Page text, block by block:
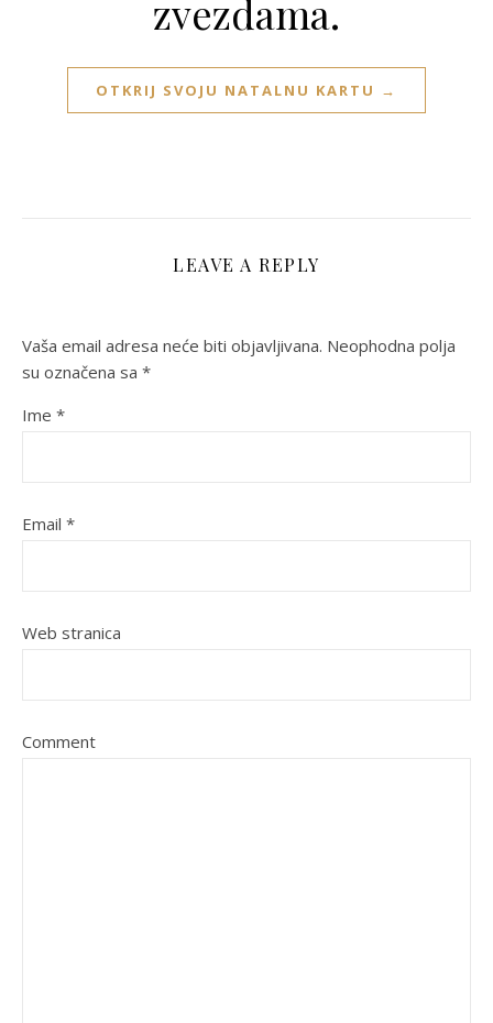
zvezdama.
OTKRIJ SVOJU NATALNU KARTU →
LEAVE A REPLY
Vaša email adresa neće biti objavljivana. Neophodna polja
su označena sa *
Ime *
Email *
Web stranica
Comment